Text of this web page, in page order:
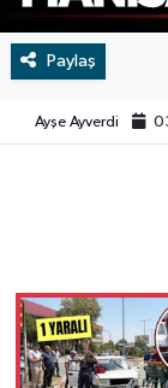
Paylaş
Ayşe Ayverdi
Video